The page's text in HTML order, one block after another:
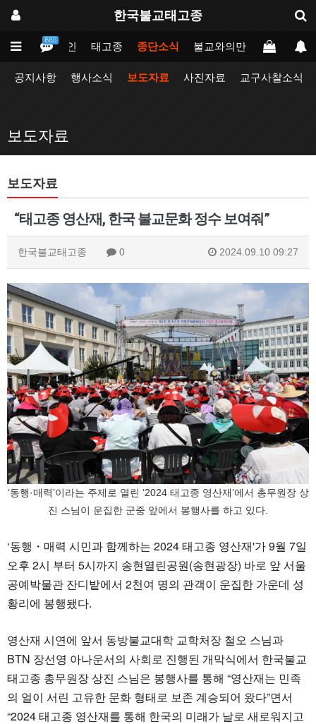
한국불교태고종
BBS
메인 태고종 종단소식 불교와의만남 업무포털
공지사항 행사소식 보도자료 사진자료 교구사찰소식
보도자료
보도자료
“태고종 영산재, 한국 불교문화 정수 보여줘”
한국불교태고종 0 2024.09.10 09:27
‘동행·매력’이라는 주제로 열린 ‘2024 태고종 영산재’에서 총무원장 상
진 스님이 운집한 군중 앞에서 봉행사를 하고 있다.
‘동행・매력 시민과 함께하는 2024 태고종 영산재'가 9월 7일
오후 2시 부터 5시까지 송현열린공원(송현광장) 바로 앞 서울
공예박물관 잔디밭에서 2천여 명의 관객이 운집한 가운데 성
황리에 봉행됐다.
영산재 시연에 앞서 동방불교대학 교학처장 철오 스님과
BTN 장선영 아나운서의 사회로 진행된 개막식에서 한국불교
태고종 총무원장 상진 스님은 봉행사를 통해 “영산재는 민족
의 얼이 서린 고유한 문화 형태로 보존 계승되어 왔다”면서
“2024 태고종 영산재를 통해 한국의 미래가 날로 새로워지고